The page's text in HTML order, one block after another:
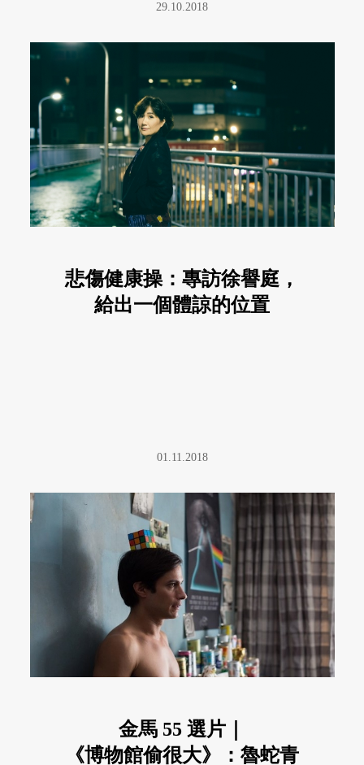
29.10.2018
悲傷健康操：專訪徐譽庭，
給出一個體諒的位置
01.11.2018
金馬 55 選片｜
《博物館偷很大》：魯蛇青